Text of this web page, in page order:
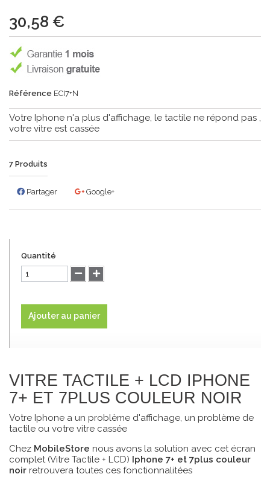
30,58 €
Référence ECI7+N
Votre Iphone n'a plus d'affichage, le tactile ne répond pas ,
votre vitre est cassée
7 Produits
Partager Google+
Quantité
Ajouter au panier
VITRE TACTILE + LCD IPHONE
7+ ET 7PLUS COULEUR NOIR
Votre Iphone a un problème d'affichage, un problème de
tactile ou votre vitre cassée
Chez MobileStore nous avons la solution avec cet écran
complet (Vitre Tactile + LCD) Iphone 7+ et 7plus couleur
noir retrouvera toutes ces fonctionnalitées